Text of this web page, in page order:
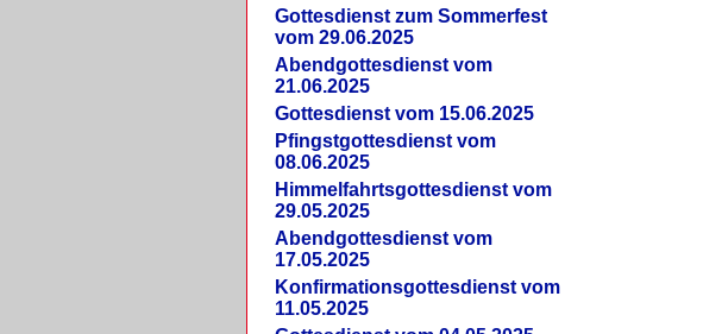
Gottesdienst zum Sommerfest
vom 29.06.2025
Abendgottesdienst vom
21.06.2025
Gottesdienst vom 15.06.2025
Pfingstgottesdienst vom
08.06.2025
Himmelfahrtsgottesdienst vom
29.05.2025
Abendgottesdienst vom
17.05.2025
Konfirmationsgottesdienst vom
11.05.2025